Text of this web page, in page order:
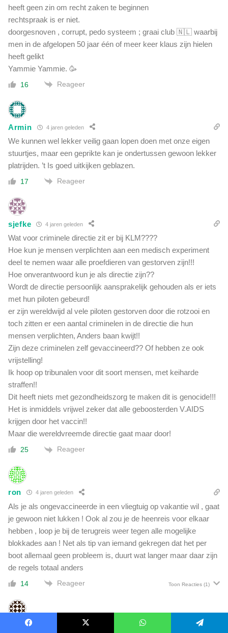
heeft geen zin om recht zaken te beginnen
rechtspraak is er niet.
doorgesnoven , corrupt, pedo systeem ; graai club 🇳🇱 waarbij
men in de afgelopen 50 jaar één of meer keer klaus zijn hielen
heeft gelikt
Yammie Yammie. 🥳
16 Reageer
Armin 4 jaren geleden
We kunnen wel lekker veilig gaan lopen doen met onze eigen
stuurtjes, maar een geprikte kan je ondertussen gewoon lekker
platrijden. ’t Is goed uitkijken geblazen.
17 Reageer
sjefke 4 jaren geleden
Wat voor criminele directie zit er bij KLM????
Hoe kun je mensen verplichten aan een medisch experiment
deel te nemen waar alle proefdieren van gestorven zijn!!!
Hoe onverantwoord kun je als directie zijn??
Wordt de directie persoonlijk aansprakelijk gehouden als er iets
met hun piloten gebeurd!
er zijn wereldwijd al vele piloten gestorven door die rotzooi en
toch zitten er een aantal criminelen in de directie die hun
mensen verplichten, Anders baan kwijt!!
Zijn deze criminelen zelf gevaccineerd?? Of hebben ze ook
vrijstelling!
Ik hoop op tribunalen voor dit soort mensen, met keiharde
straffen!!
Dit heeft niets met gezondheidszorg te maken dit is genocide!!!
Het is inmiddels vrijwel zeker dat alle geboosterden V.AIDS
krijgen door het vaccin!!
Maar die wereldvreemde directie gaat maar door!
25 Reageer
ron 4 jaren geleden
Als je als ongevaccineerde in een vliegtuig op vakantie wil , gaat
je gewoon niet lukken ! Ook al zou je de heenreis voor elkaar
hebben , loop je bij de terugreis weer tegen alle mogelijke
blokkades aan ! Net als tip van iemand gekregen dat het per
boot allemaal geen probleem is, duurt wat langer maar daar zijn
de regels totaal anders
14 Reageer Toon Reacties (1)
Toine